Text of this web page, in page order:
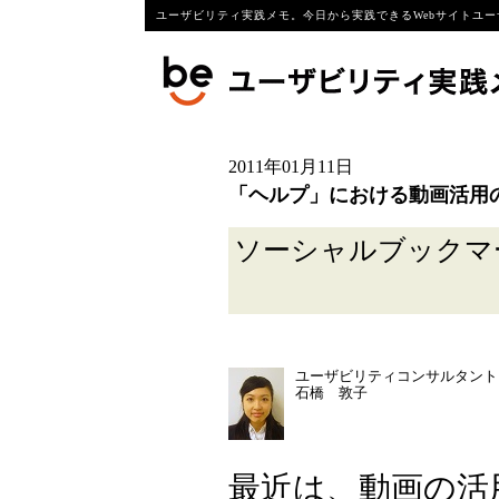
ユーザビリティ実践メモ。今日から実践できるWebサイトユ
2011年01月11日
「ヘルプ」における動画活用
ソーシャルブック
ユーザビリティコンサルタント
石橋 敦子
最近は、動画の